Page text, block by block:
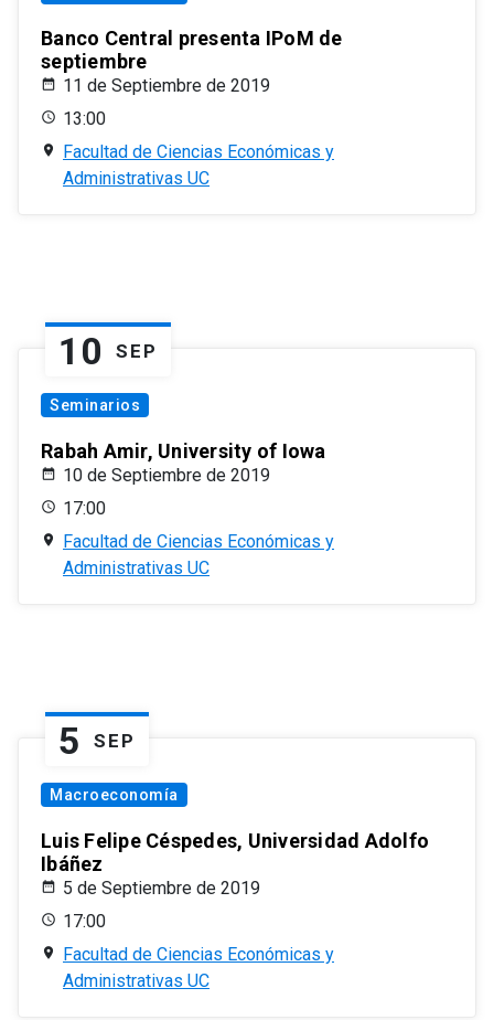
Banco Central presenta IPoM de
septiembre
11 de Septiembre de 2019
13:00
Facultad de Ciencias Económicas y
Administrativas UC
10 SEP
Seminarios
Rabah Amir, University of Iowa
10 de Septiembre de 2019
17:00
Facultad de Ciencias Económicas y
Administrativas UC
5 SEP
Macroeconomía
Luis Felipe Céspedes, Universidad Adolfo
Ibáñez
5 de Septiembre de 2019
17:00
Facultad de Ciencias Económicas y
Administrativas UC